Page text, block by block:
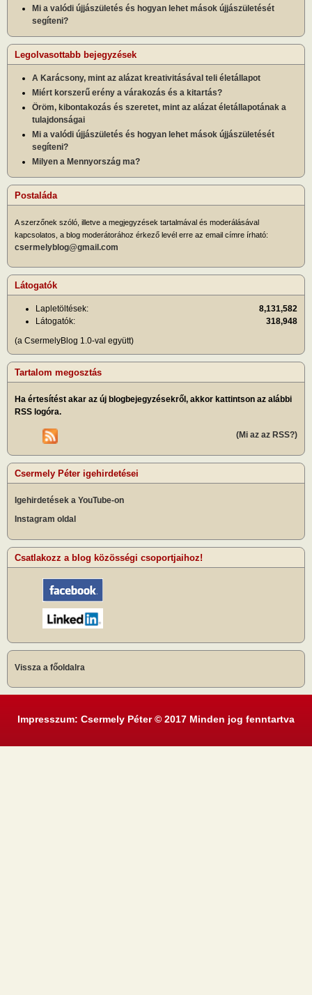
Mi a valódi újjászületés és hogyan lehet mások újjászületését
segíteni?
Legolvasottabb bejegyzések
A Karácsony, mint az alázat kreativitásával teli életállapot
Miért korszerű erény a várakozás és a kitartás?
Öröm, kibontakozás és szeretet, mint az alázat életállapotának a
tulajdonságai
Mi a valódi újjászületés és hogyan lehet mások újjászületését
segíteni?
Milyen a Mennyország ma?
Postaláda
A szerzőnek szóló, illetve a megjegyzések tartalmával és moderálásával
kapcsolatos, a blog moderátorához érkező levél erre az email címre írható:
csermelyblog@gmail.com
Látogatók
Lapletöltések:
8,131,582
Látogatók:
318,948
(a CsermelyBlog 1.0-val együtt)
Tartalom megosztás
Ha értesítést akar az új blogbejegyzésekről, akkor kattintson az alábbi
RSS logóra.
(Mi az az RSS?)
Csermely Péter igehirdetései
Igehirdetések a YouTube-on
Instagram oldal
Csatlakozz a blog közösségi csoportjaihoz!
Vissza a főoldalra
Impresszum: Csermely Péter © 2017 Minden jog fenntartva